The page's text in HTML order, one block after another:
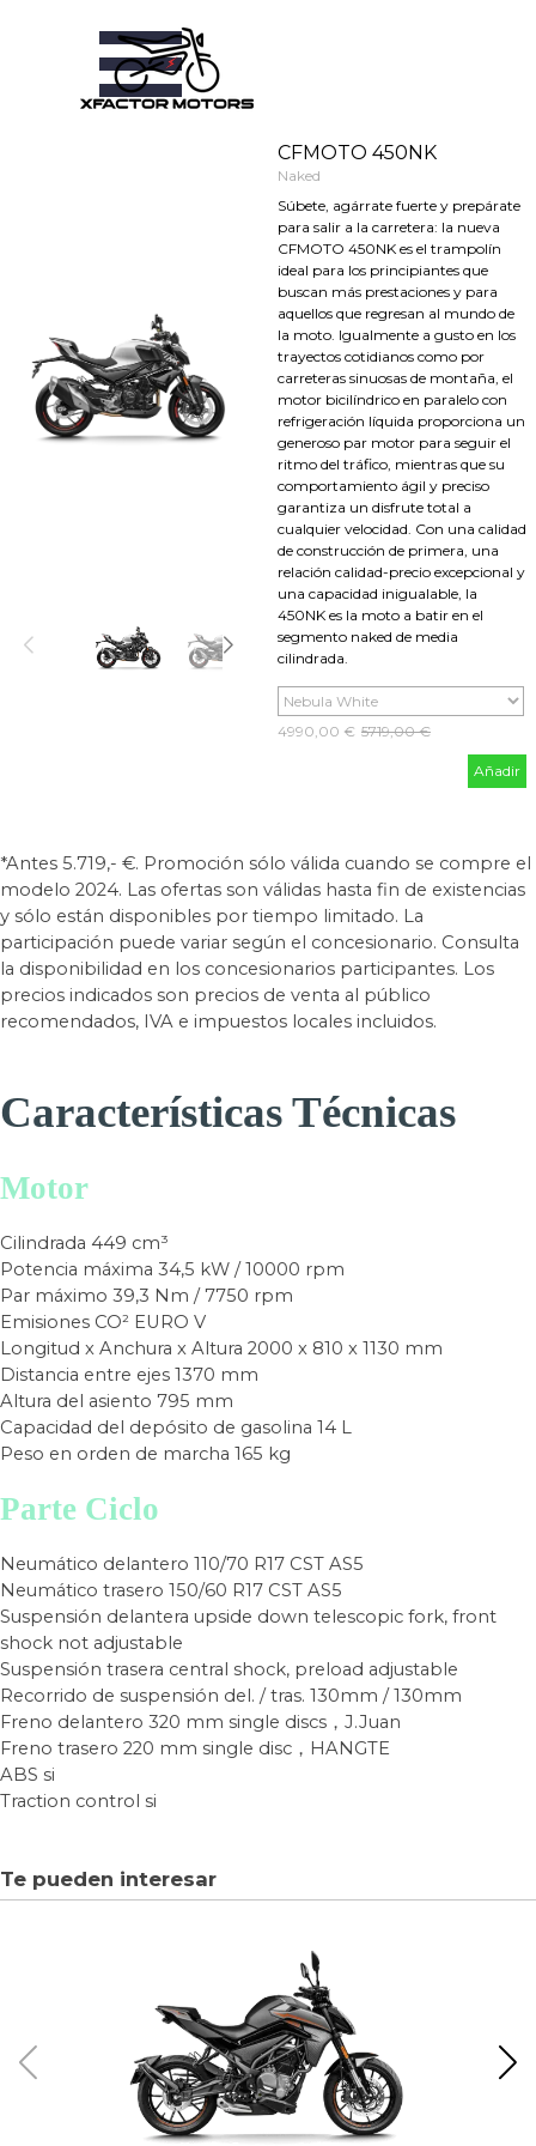
CFMOTO 450NK
Naked
Súbete, agárrate fuerte y prepárate
para salir a la carretera: la nueva
CFMOTO 450NK es el trampolín
ideal para los principiantes que
buscan más prestaciones y para
aquellos que regresan al mundo de
la moto. Igualmente a gusto en los
trayectos cotidianos como por
carreteras sinuosas de montaña, el
motor bicilíndrico en paralelo con
refrigeración líquida proporciona un
generoso par motor para seguir el
ritmo del tráfico, mientras que su
comportamiento ágil y preciso
garantiza un disfrute total a
cualquier velocidad. Con una calidad
de construcción de primera, una
relación calidad-precio excepcional y
una capacidad inigualable, la
450NK es la moto a batir en el
segmento naked de media
cilindrada.
4990,00 € Precio sin descuento
5719,00 €
Añadir
*Antes 5.719,- €. Promoción sólo válida cuando se compre el
modelo 2024. Las ofertas son válidas hasta fin de existencias
y sólo están disponibles por tiempo limitado. La
participación puede variar según el concesionario. Consulta
la disponibilidad en los concesionarios participantes. Los
precios indicados son precios de venta al público
recomendados, IVA e impuestos locales incluidos.
Características Técnicas
Motor
Cilindrada 449 cm³
Potencia máxima 34,5 kW / 10000 rpm
Par máximo 39,3 Nm / 7750 rpm
Emisiones CO² EURO V
Longitud x Anchura x Altura 2000 x 810 x 1130 mm
Distancia entre ejes 1370 mm
Altura del asiento 795 mm
Capacidad del depósito de gasolina 14 L
Peso en orden de marcha 165 kg
Parte Ciclo
Neumático delantero 110/70 R17 CST AS5
Neumático trasero 150/60 R17 CST AS5
Suspensión delantera upside down telescopic fork, front
shock not adjustable
Suspensión trasera central shock, preload adjustable
Recorrido de suspensión del. / tras. 130mm / 130mm
Freno delantero 320 mm single discs，J.Juan
Freno trasero 220 mm single disc，HANGTE
ABS si
Traction control si
Te pueden interesar